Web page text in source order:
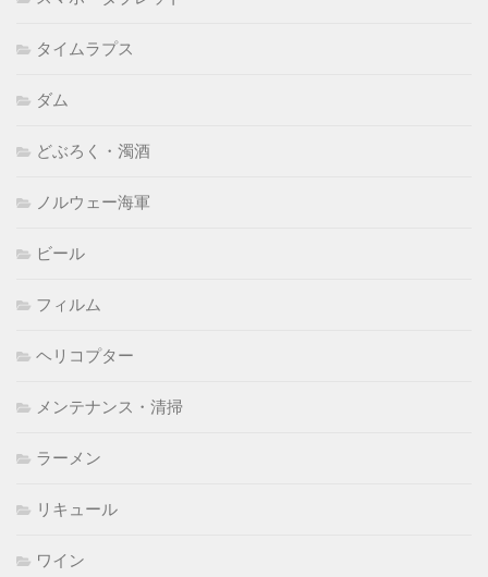
タイムラプス
ダム
どぶろく・濁酒
ノルウェー海軍
ビール
フィルム
ヘリコプター
メンテナンス・清掃
ラーメン
リキュール
ワイン